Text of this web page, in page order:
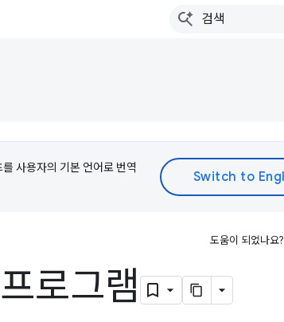
사용자의 기본 언어로 번역
도움이 되었나요?
로그램